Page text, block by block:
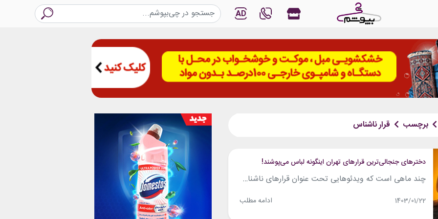
AD
برچسب قرار ناشناس
دخترهای جنجالی‌ترین قرارهای تهران اینگونه لباس می‌پوشند!
چند ماهی است که ویدئوهایی تحت عنوان قرارهای ناشناس یا بلایند دیت ایرانی (blind date) وایرال شده‌اند و به شدت در میان کاربران شبکه‌های اجتماعی مورد توجه قرار می‌گیرند. دختران و پسرانی که در این برنامه‌ها شرکت می‌کنند، بسیار مورد توجه بوده و با استایل‌هایشان نیز خبرساز شده‌اند. البته این برنامه پرطرفدار اخیرا به دلایلی...
1403/01/22 ادامه مطلب